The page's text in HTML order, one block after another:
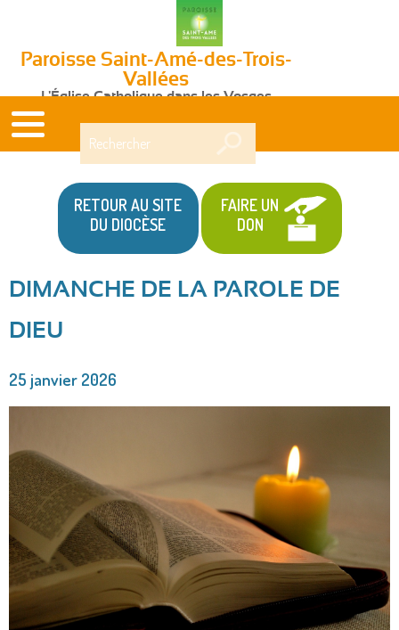
Paroisse Saint-Amé-des-Trois-
Vallées
L'Église Catholique dans les Vosges
RETOUR AU SITE
DU DIOCÈSE
FAIRE UN
DON
êtes
ici
DIMANCHE DE LA PAROLE DE
DIEU
25 janvier 2026